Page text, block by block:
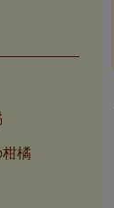
橘